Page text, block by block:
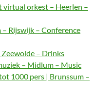
virtual orkest – Heerlen –
Rijswijk – Conference
– Drinks
– Midlum – Music
1000 pers | Brunssum –